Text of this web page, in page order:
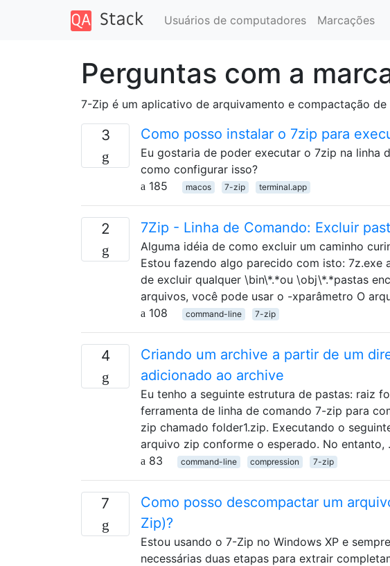
Usuários de computadores Marcações
Perguntas com a
7-Zip é um aplicativo de arquivamento e compactação
3 Como posso instalar o 7zip para
Eu gostaria de poder executar o 7zip na linha
como configurar isso?
185
macos 7-zip terminal.app
2 7Zip - Linha de Comando: Excluir
Alguma idéia de como excluir um caminho
Estou fazendo algo parecido com isto: 7z.exe
de excluir qualquer \bin\*.*ou \obj\*.*pastas
arquivos, você pode usar o -xparâmetro O
108
command-line 7-zip
4
Criando um archive a partir de um
adicionado ao archive
Eu tenho a seguinte estrutura de pastas: raiz
ferramenta de linha de comando 7-zip para
zip chamado folder1.zip. Executando o
arquivo zip conforme o esperado. No entanto,
83
command-line compression 7-zip
7
Como posso descompactar um
Zip)?
Estou usando o 7-Zip no Windows XP e
necessárias duas etapas para extrair